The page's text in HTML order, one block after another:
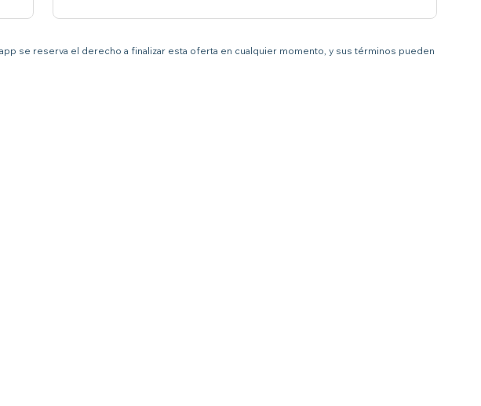
se reserva el derecho a finalizar esta oferta en cualquier momento, y sus términos pueden